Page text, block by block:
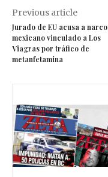
Previous article
Jurado de EU acusa a narco
mexicano vinculado a Los
Viagras por tráfico de
metanfetamina